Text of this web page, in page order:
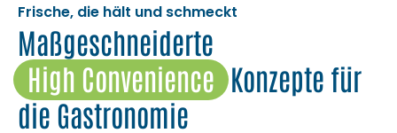
Frische, die hält und schmeckt
Maßgeschneiderte
High Convenience Konzepte für
die Gastronomie